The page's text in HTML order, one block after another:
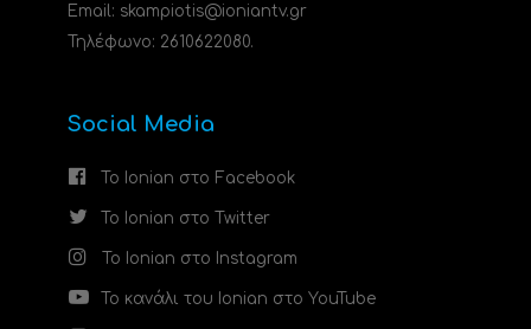
Email: skampiotis@ioniantv.gr
Τηλέφωνο: 2610622080.
Social Media
Το Ionian στο Facebook
Το Ionian στο Twitter
Το Ionian στο Instagram
Το κανάλι του Ionian στο YouTube